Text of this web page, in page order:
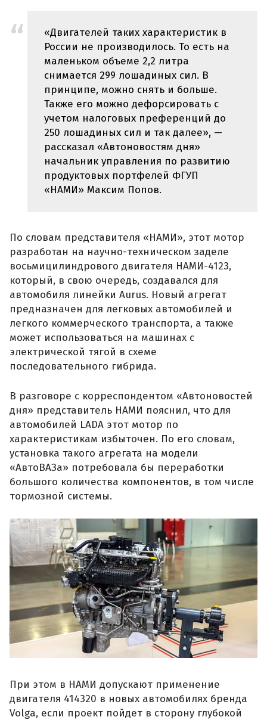
«Двигателей таких характеристик в
России не производилось. То есть на
маленьком объеме 2,2 литра
снимается 299 лошадиных сил. В
принципе, можно снять и больше.
Также его можно дефорсировать с
учетом налоговых преференций до
250 лошадиных сил и так далее», —
рассказал «Автоновостям дня»
начальник управления по развитию
продуктовых портфелей ФГУП
«НАМИ» Максим Попов.
По словам представителя «НАМИ», этот мотор
разработан на научно-техническом заделе
восьмицилиндрового двигателя НАМИ-4123,
который, в свою очередь, создавался для
автомобиля линейки Aurus. Новый агрегат
предназначен для легковых автомобилей и
легкого коммерческого транспорта, а также
может использоваться на машинах с
электрической тягой в схеме
последовательного гибрида.
В разговоре с корреспондентом «Автоновостей
дня» представитель НАМИ пояснил, что для
автомобилей LADA этот мотор по
характеристикам избыточен. По его словам,
установка такого агрегата на модели
«АвтоВАЗа» потребовала бы переработки
большого количества компонентов, в том числе
тормозной системы.
При этом в НАМИ допускают применение
двигателя 414320 в новых автомобилях бренда
Volga, если проект пойдет в сторону глубокой